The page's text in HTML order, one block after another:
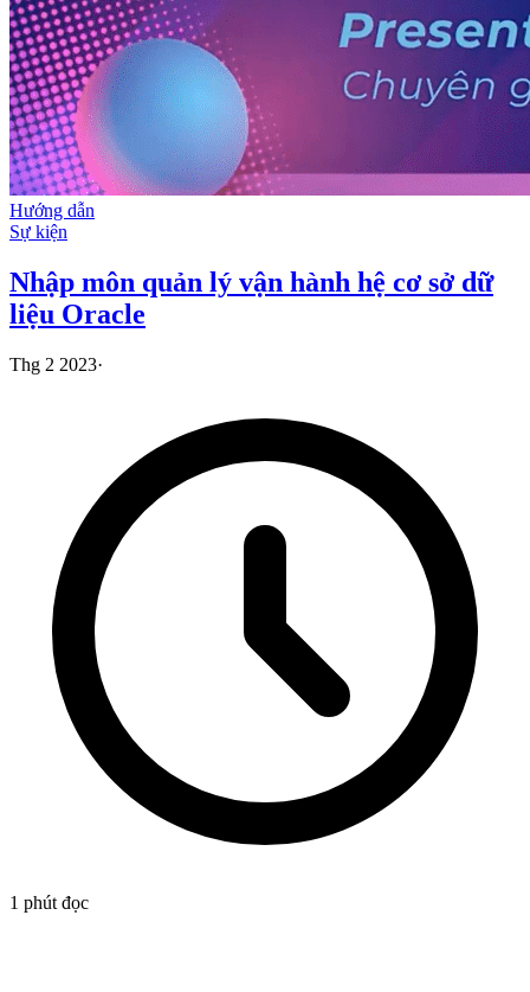
Hướng dẫn
Sự kiện
Nhập môn quản lý vận hành hệ cơ sở dữ
liệu Oracle
Thg 2 2023·
1 phút đọc